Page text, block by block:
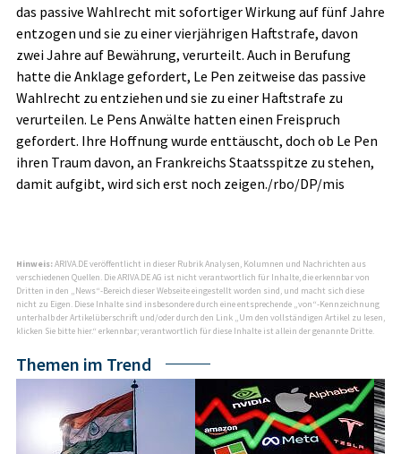
das passive Wahlrecht mit sofortiger Wirkung auf fünf Jahre
entzogen und sie zu einer vierjährigen Haftstrafe, davon
zwei Jahre auf Bewährung, verurteilt. Auch in Berufung
hatte die Anklage gefordert, Le Pen zeitweise das passive
Wahlrecht zu entziehen und sie zu einer Haftstrafe zu
verurteilen. Le Pens Anwälte hatten einen Freispruch
gefordert. Ihre Hoffnung wurde enttäuscht, doch ob Le Pen
ihren Traum davon, an Frankreichs Staatsspitze zu stehen,
damit aufgibt, wird sich erst noch zeigen./rbo/DP/mis
Hinweis:ARIVA.DE veröffentlicht in dieser Rubrik Analysen, Kolumnen und Nachrichten aus
verschiedenen Quellen. Die ARIVA.DE AG ist nicht verantwortlich für Inhalte, die erkennbar von
Dritten in den „News“-Bereich dieser Webseite eingestellt worden sind, und macht sich diese
nicht zu Eigen. Diese Inhalte sind insbesondere durch eine entsprechende „von“-Kennzeichnung
unterhalb der Artikelüberschrift und/oder durch den Link „Um den vollständigen Artikel zu lesen,
klicken Sie bitte hier.“ erkennbar; verantwortlich für diese Inhalte ist allein der genannte Dritte.
Themen im Trend